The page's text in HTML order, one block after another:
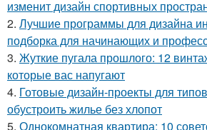
изменит дизайн спортивных
2. Лучшие программы для дизайна
подборка для начинающих и
3. Жуткие пугала прошлого: 12
которые вас напугают
4. Готовые дизайн-проекты для
обустроить жилье без хлопот
5. Однокомнатная квартира: 10